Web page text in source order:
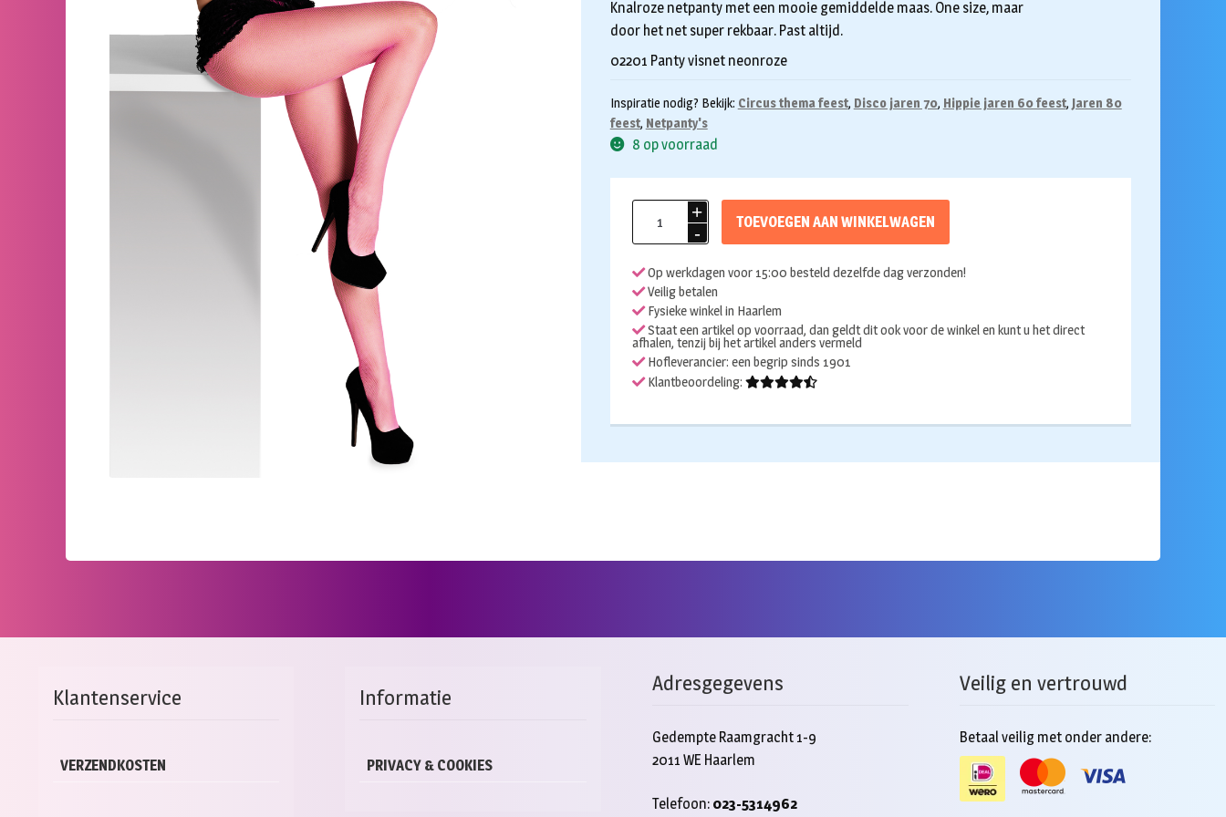
Knalroze netpanty met een mooie gemiddelde maas. One size, maar
door het net super rekbaar. Past altijd.
02201 Panty visnet neonroze
Inspiratie nodig? Bekijk: Circus thema feest, Disco jaren 70, Hippie jaren 60 feest, Jaren 80
feest, Netpanty's
8 op voorraad
neon
aantal
TOEVOEGEN AAN WINKELWAGEN
Op werkdagen voor 15:00 besteld dezelfde dag verzonden!
Veilig betalen
Fysieke winkel in Haarlem
Staat een artikel op voorraad, dan geldt dit ook voor de winkel en kunt u het direct
afhalen, tenzij bij het artikel anders vermeld
Hofleverancier: een begrip sinds 1901
Klantbeoordeling:
Klantenservice
VERZENDKOSTEN
Informatie
PRIVACY & COOKIES
Adresgegevens
Gedempte Raamgracht 1-9
2011 WE Haarlem
Telefoon: 023-5314962
Veilig en vertrouwd
Betaal veilig met onder andere: